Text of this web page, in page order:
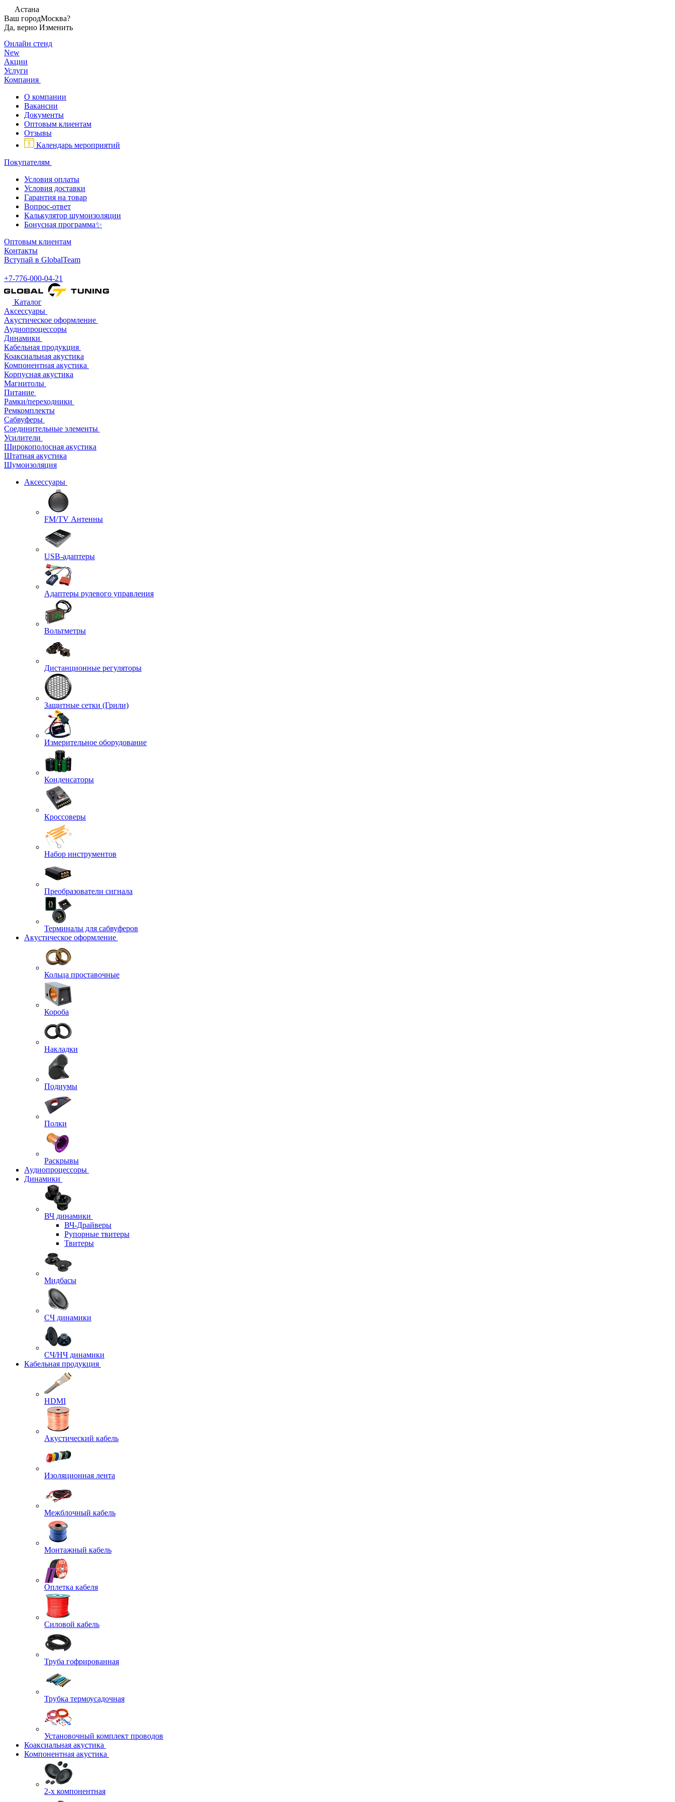
Астана
Ваш городМосква?
Да, верно Изменить
Онлайн стенд
New
Акции
Услуги
Компания
О компании
Вакансии
Документы
Оптовым клиентам
Отзывы
Календарь мероприятий
Покупателям
Условия оплаты
Условия доставки
Гарантия на товар
Вопрос-ответ
Калькулятор шумоизоляции
Бонусная программа✨
Оптовым клиентам
Контакты
Вступай в GlobalTeam
+7-776-000-04-21
Каталог
Аксессуары
Акустическое оформление
Аудиопроцессоры
Динамики
Кабельная продукция
Коаксиальная акустика
Компонентная акустика
Корпусная акустика
Магнитолы
Питание
Рамки/переходники
Ремкомплекты
Сабвуферы
Соединительные элементы
Усилители
Широкополосная акустика
Штатная акустика
Шумоизоляция
Аксессуары
FM/TV Антенны
USB-адаптеры
Адаптеры рулевого управления
Вольтметры
Дистанционные регуляторы
Защитные сетки (Грили)
Измерительное оборудование
Конденсаторы
Кроссоверы
Набор инструментов
Преобразователи сигнала
Терминалы для сабвуферов
Акустическое оформление
Кольца проставочные
Короба
Накладки
Подиумы
Полки
Раскрывы
Аудиопроцессоры
Динамики
ВЧ динамики
ВЧ-Драйверы
Рупорные твитеры
Твитеры
Мидбасы
СЧ динамики
СЧ/НЧ динамики
Кабельная продукция
HDMI
Акустический кабель
Изоляционная лента
Межблочный кабель
Монтажный кабель
Оплетка кабеля
Силовой кабель
Труба гофрированная
Трубка термоусадочная
Установочный комплект проводов
Коаксиальная акустика
Компонентная акустика
2-х компонентная